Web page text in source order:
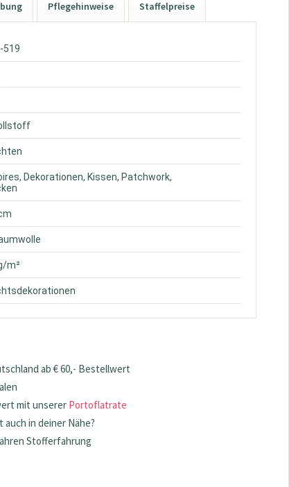
Pflegehinweise Staffelpreise
519
Dekorationen, Kissen, Patchwork,
m²
ab € 60,- Bestellwert
mit unserer Portoflatrate
auch in deiner Nähe?
Stofferfahrung